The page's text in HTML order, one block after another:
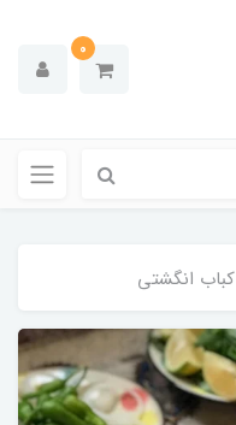
0
کباب انگشتی